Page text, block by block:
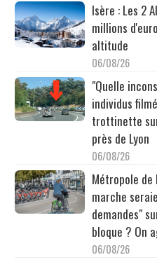
Isère : Les 2
millions
altitude
06/08/26
"Quelle
individus
trottinette
près de Lyon
06/08/26
Métropole de
marche
demandes"
bloque ? On
06/08/26